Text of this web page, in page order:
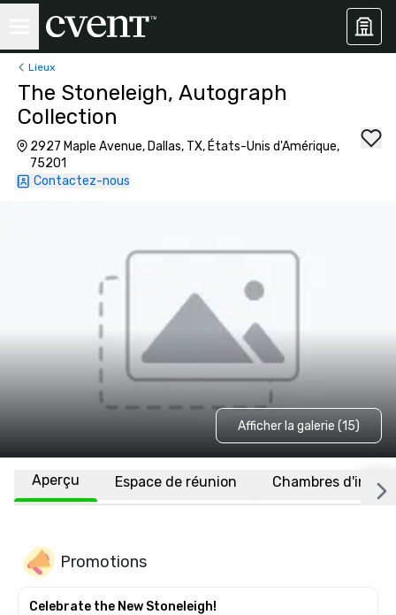
Lieux
The Stoneleigh, Autograph
Collection
2927 Maple Avenue, Dallas, TX, États-Unis d'Amérique,
75201
Contactez-nous
Afficher la galerie (15)
Aperçu Espace de réunion Chambres
Promotions
Celebrate the New Stoneleigh!